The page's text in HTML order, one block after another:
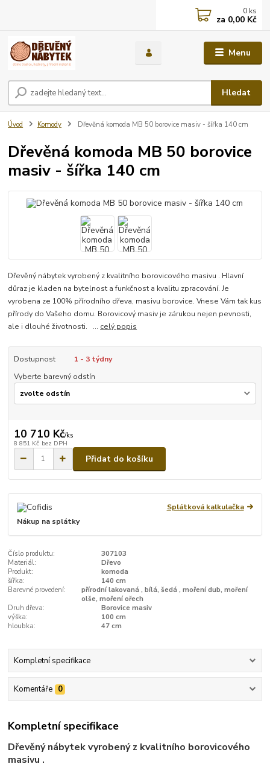
Menu
Hledat
0 ks
za 0,00 Kč
Úvod Komody Dřevěná komoda MB 50 borovice masiv - šířka 140 cm
Dřevěná komoda MB 50 borovice
masiv - šířka 140 cm
Dřevěný nábytek vyrobený z kvalitního borovicového masivu . Hlavní
důraz je kladen na bytelnost a funkčnost a kvalitu zpracování. Je
vyrobena ze 100% přírodního dřeva, masivu borovice. Vnese Vám tak kus
přírody do Vašeho domu. Borovicový masiv je zárukou nejen pevnosti,
ale i dlouhé životnosti. ... celý popis
Dostupnost
1 - 3 týdny
Vyberte barevný odstín
10 710 Kč/ks
8 851 Kč bez DPH
Přidat do košíku
Splátková kalkulačka
Nákup na splátky
Číslo produktu:
307103
Materiál:
Dřevo
Produkt:
komoda
šířka:
140 cm
Barevné provedení:
přírodní lakovaná , bílá, šedá , moření dub, moření
olše, moření ořech
Druh dřeva:
Borovice masiv
výška:
100 cm
hloubka:
47 cm
Kompletní specifikace
Komentáře 0
Kompletní specifikace
Dřevěný nábytek vyrobený z kvalitního borovicového
masivu .